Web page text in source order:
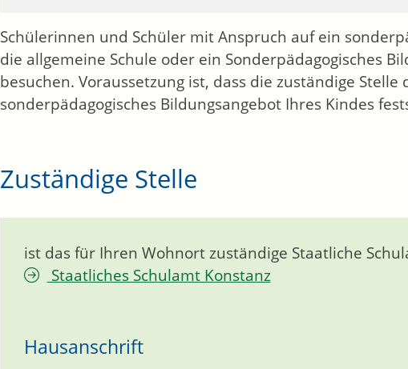
Schülerinnen und Schüler mit Anspruch auf ein
die allgemeine Schule oder ein Sonderpädagogisches
besuchen. Voraussetzung ist, dass die zuständige
sonderpädagogisches Bildungsangebot Ihres Kindes
Zuständige Stelle
ist das für Ihren Wohnort zuständige Staatliche
Staatliches Schulamt Konstanz
Hausanschrift